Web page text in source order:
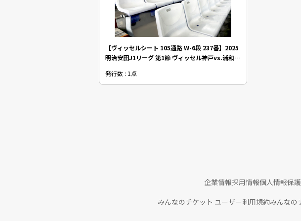
【ヴィッセルシート 105通路 W-6段 237番】2025
明治安田J1リーグ 第1節 ヴィッセル神戸vs.浦和レ
発行数 : 1点
企業情報採用情報個人情報保
みんなのチケット ユーザー利用規約みんなの